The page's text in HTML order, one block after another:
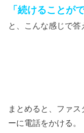
「続けることが
と、こんな感じで答
まとめると、ファ
ーに電話をかける。